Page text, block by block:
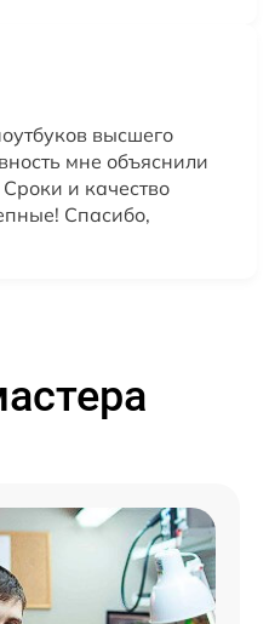
высшего
мне объяснили
и качество
Спасибо,